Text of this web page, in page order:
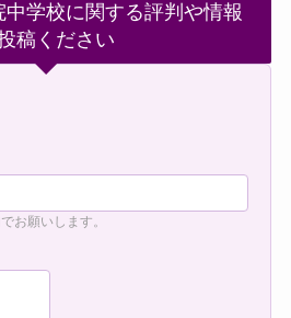
学校に関する評判や情報
稿ください
お願いします。